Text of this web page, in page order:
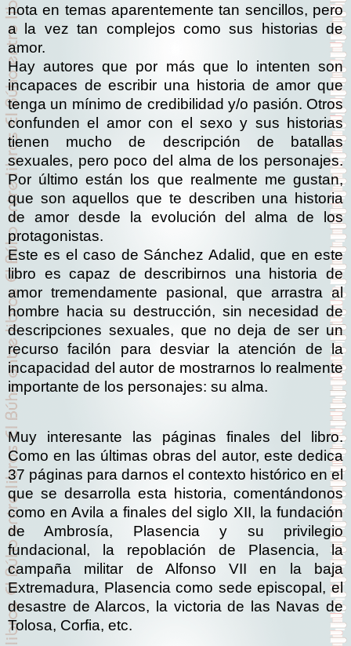
nota en temas aparentemente tan sencillos, pero
a la vez tan complejos como sus historias de
amor.
Hay autores que por más que lo intenten son
incapaces de escribir una historia de amor que
tenga un mínimo de credibilidad y/o pasión. Otros
confunden el amor con el sexo y sus historias
tienen mucho de descripción de batallas
sexuales, pero poco del alma de los personajes.
Por último están los que realmente me gustan,
que son aquellos que te describen una historia
de amor desde la evolución del alma de los
protagonistas.
Este es el caso de Sánchez Adalid, que en este
libro es capaz de describirnos una historia de
amor tremendamente pasional, que arrastra al
hombre hacia su destrucción, sin necesidad de
descripciones sexuales, que no deja de ser un
recurso facilón para desviar la atención de la
incapacidad del autor de mostrarnos lo realmente
importante de los personajes: su alma.
Muy interesante las páginas finales del libro.
Como en las últimas obras del autor, este dedica
37 páginas para darnos el contexto histórico en el
que se desarrolla esta historia, comentándonos
como en Avila a finales del siglo XII, la fundación
de Ambrosía, Plasencia y su privilegio
fundacional, la repoblación de Plasencia, la
campaña militar de Alfonso VII en la baja
Extremadura, Plasencia como sede episcopal, el
desastre de Alarcos, la victoria de las Navas de
Tolosa, Corfia, etc.